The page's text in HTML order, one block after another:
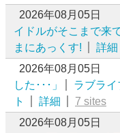
2026年08月05日
イドルがそこまで来
まにあっくす!
詳細
2026年08月05日
した･･･」
ラブライ
ト
詳細
7 sites
2026年08月05日